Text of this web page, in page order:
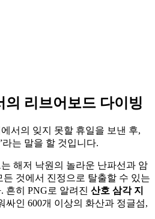
의 리브어보드 다이빙
서의 잊지 못할 휴일을 보낸 후,
는 말을 할 것입니다.
해저 낙원의 놀라운 난파선과 암
것에서 진정으로 탈출할 수 있는
흔히 PNG로 알려진 산호 삼각 지
싸인 600개 이상의 화산과 정글섬,